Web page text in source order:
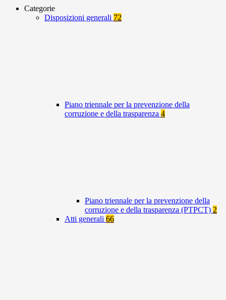
Categorie
Disposizioni generali 72
Piano triennale per la prevenzione della
corruzione e della trasparenza 4
Piano triennale per la prevenzione della
corruzione e della trasparenza (PTPCT) 2
Atti generali 66